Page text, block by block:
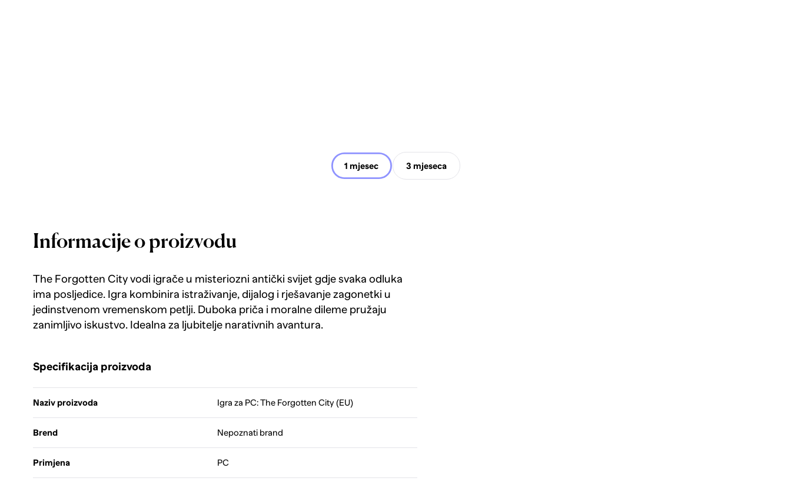
1 mjesec 3 mjeseca
Informacije o proizvodu
The Forgotten City vodi igrače u misteriozni antički svijet gdje svaka odluka
ima posljedice. Igra kombinira istraživanje, dijalog i rješavanje zagonetki u
jedinstvenom vremenskom petlji. Duboka priča i moralne dileme pružaju
zanimljivo iskustvo. Idealna za ljubitelje narativnih avantura.
Specifikacija proizvoda
Naziv proizvoda Igra za PC: The Forgotten City (EU)
Brend Nepoznati brand
Primjena PC